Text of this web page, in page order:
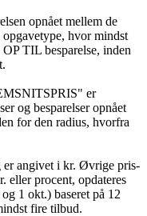
opnået mellem de
hvor mindst
TIL besparelse, inden
er
og besparelser opnået
for den radius, hvorfra
er angivet i kr. Øvrige pris-
eller procent, opdateres
1 okt.) baseret på 12
fire tilbud.